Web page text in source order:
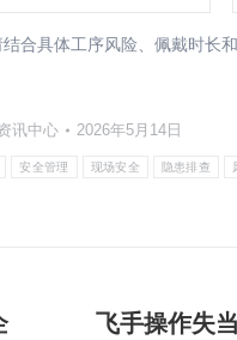
合具体工序风险、佩戴时长
讯中心 2026年5月14日
安全管理 现场安全 隐患排查
飞手操作失